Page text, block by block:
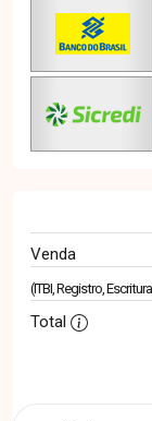
Venda
(ITBI, Registro,
Total